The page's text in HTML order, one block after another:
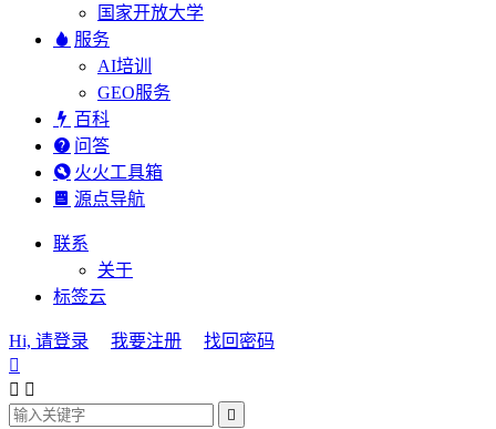
国家开放大学
服务
AI培训
GEO服务
百科
问答
火火工具箱
源点导航
联系
关于
标签云
Hi, 请登录 我要注册
找回密码

 
